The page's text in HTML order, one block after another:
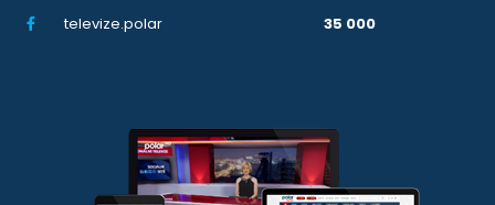
televize.polar
35 000